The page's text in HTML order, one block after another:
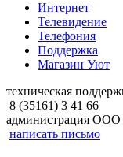
Интернет
Телевидение
Телефония
Поддержка
Магазин Уют
техническая
8 (35161) 3 41 66
администрация
написать письмо